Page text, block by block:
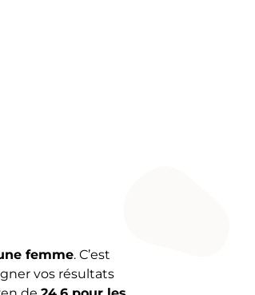
femme. C’est
vos résultats